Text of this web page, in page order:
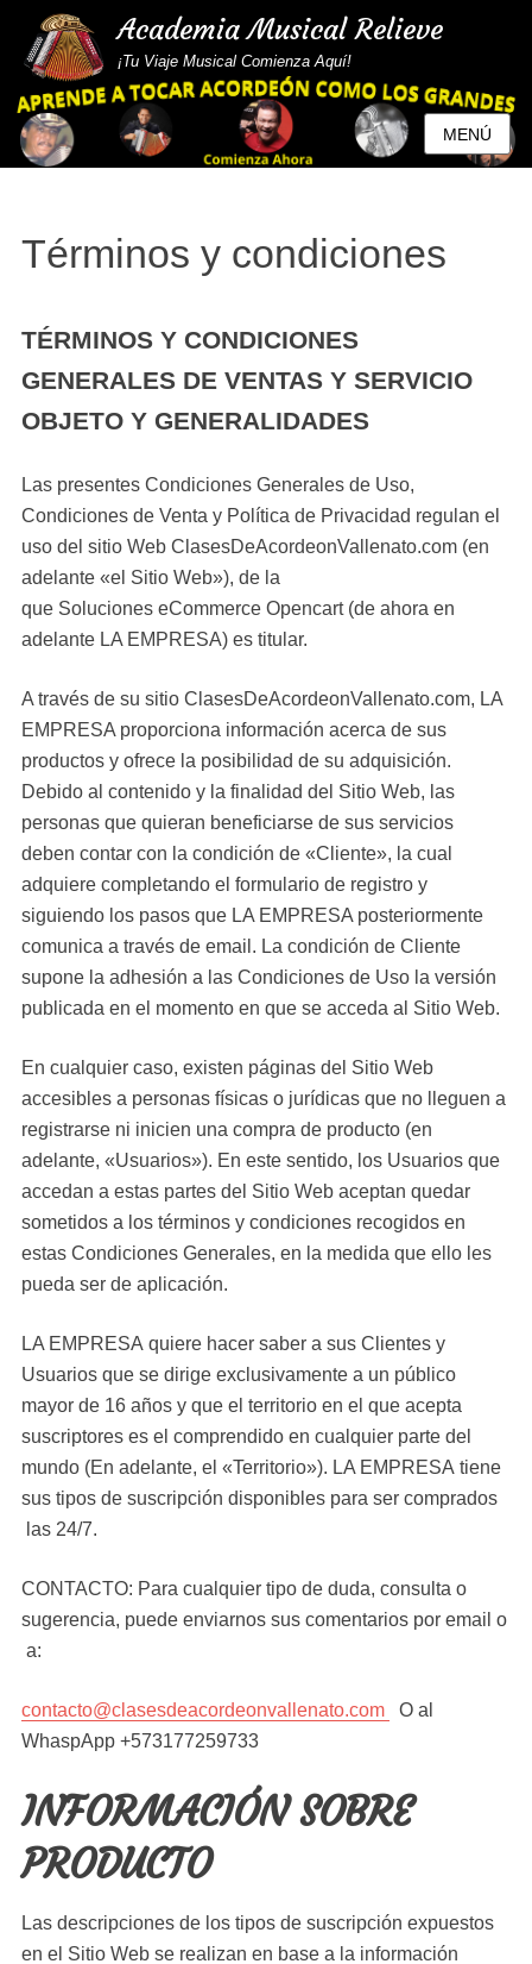
Academia Musical Relieve
¡Tu Viaje Musical Comienza Aquí!
MENÚ
Términos y condiciones
TÉRMINOS Y CONDICIONES
GENERALES DE VENTAS Y SERVICIO
OBJETO Y GENERALIDADES
Las presentes Condiciones Generales de Uso,
Condiciones de Venta y Política de Privacidad regulan el
uso del sitio Web ClasesDeAcordeonVallenato.com (en
adelante «el Sitio Web»), de la
que Soluciones eCommerce Opencart (de ahora en
adelante LA EMPRESA) es titular.
A través de su sitio ClasesDeAcordeonVallenato.com, LA
EMPRESA proporciona información acerca de sus
productos y ofrece la posibilidad de su adquisición.
Debido al contenido y la finalidad del Sitio Web, las
personas que quieran beneficiarse de sus servicios
deben contar con la condición de «Cliente», la cual
adquiere completando el formulario de registro y
siguiendo los pasos que LA EMPRESA posteriormente
comunica a través de email. La condición de Cliente
supone la adhesión a las Condiciones de Uso la versión
publicada en el momento en que se acceda al Sitio Web.
En cualquier caso, existen páginas del Sitio Web
accesibles a personas físicas o jurídicas que no lleguen a
registrarse ni inicien una compra de producto (en
adelante, «Usuarios»). En este sentido, los Usuarios que
accedan a estas partes del Sitio Web aceptan quedar
sometidos a los términos y condiciones recogidos en
estas Condiciones Generales, en la medida que ello les
pueda ser de aplicación.
LA EMPRESA quiere hacer saber a sus Clientes y
Usuarios que se dirige exclusivamente a un público
mayor de 16 años y que el territorio en el que acepta
suscriptores es el comprendido en cualquier parte del
mundo (En adelante, el «Territorio»). LA EMPRESA tiene
sus tipos de suscripción disponibles para ser comprados
las 24/7.
CONTACTO: Para cualquier tipo de duda, consulta o
sugerencia, puede enviarnos sus comentarios por email o
a:
contacto@clasesdeacordeonvallenato.com
O al
WhaspApp +573177259733
INFORMACIÓN SOBRE
PRODUCTO
Las descripciones de los tipos de suscripción expuestos
en el Sitio Web se realizan en base a la información